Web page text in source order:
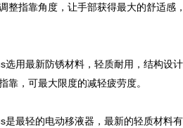
整指靠角度，让手部获得最大的舒适
选用最新防锈材料，轻质耐用，结构设
靠，可最大限度的减轻疲劳度。
是最轻的电动移液器，最新的轻质材料